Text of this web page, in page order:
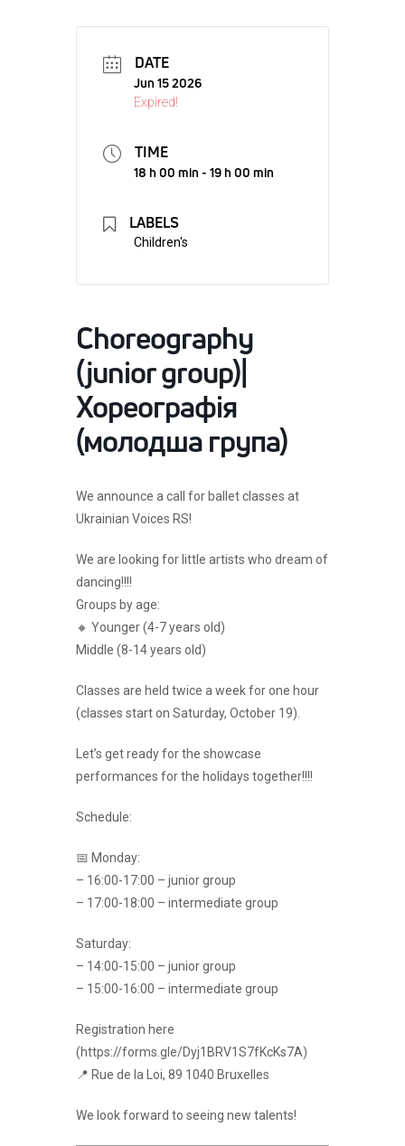
DATE
Jun 15 2026
Expired!
TIME
18 h 00 min - 19 h 00 min
LABELS
Children's
Choreography
(junior group)|
Хореографія
(молодша група)
We announce a call for ballet classes at
Ukrainian Voices RS!
We are looking for little artists who dream of
dancing!!!!
Groups by age:
🔸 Younger (4-7 years old)
Middle (8-14 years old)
Classes are held twice a week for one hour
(classes start on Saturday, October 19).
Let’s get ready for the showcase
performances for the holidays together!!!!
Schedule:
📅 Monday:
– 16:00-17:00 – junior group
– 17:00-18:00 – intermediate group
Saturday:
– 14:00-15:00 – junior group
– 15:00-16:00 – intermediate group
Registration here
(https://forms.gle/Dyj1BRV1S7fKcKs7A)
📍 Rue de la Loi, 89 1040 Bruxelles
We look forward to seeing new talents!